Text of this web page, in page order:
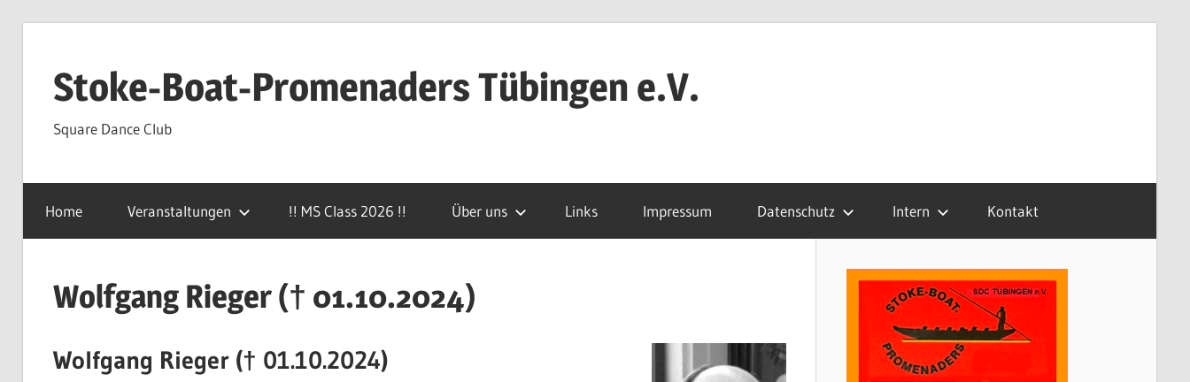
springenStoke-Boat-Promenaders Tübingen e.V.
Square Dance Club
Home Veranstaltungen !! MS Class 2026 !! Über uns Links Impressum Datenschutz Intern Kontakt
Wolfgang Rieger († 01.10.2024)
Wolfgang Rieger († 01.10.2024)